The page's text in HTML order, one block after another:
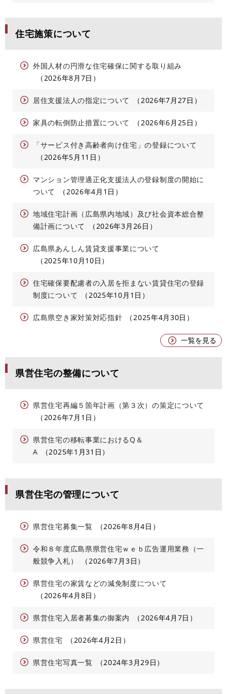
住宅施策について
外国人材の円滑な住宅確保に関する取り組み
2026年8月7日
居住支援法人の指定について 2026年7月27日
家具の転倒防止措置について 2026年6月25日
「サービス付き高齢者向け住宅」の登録について
2026年5月11日
マンション管理適正化支援法人の登録制度の開始に
ついて
2026年4月1日
地域住宅計画（広島県内地域）及び社会資本総合整
備計画について
2026年3月26日
広島県あんしん賃貸支援事業について
2025年10月10日
住宅確保要配慮者の入居を拒まない賃貸住宅の登録
制度について
2025年10月1日
広島県空き家対策対応指針 2025年4月30日
一覧を見る
県営住宅の整備について
県営住宅再編５箇年計画（第３次）の策定について
2026年7月1日
県営住宅の移転事業におけるQ＆
A
2025年1月31日
県営住宅の管理について
県営住宅募集一覧 2026年8月4日
令和８年度広島県県営住宅ｗｅｂ広告運用業務（一
般競争入札）
2026年7月3日
県営住宅の家賃などの減免制度について
2026年4月8日
県営住宅入居者募集の御案内 2026年4月7日
県営住宅 2026年4月2日
県営住宅写真一覧 2024年3月29日